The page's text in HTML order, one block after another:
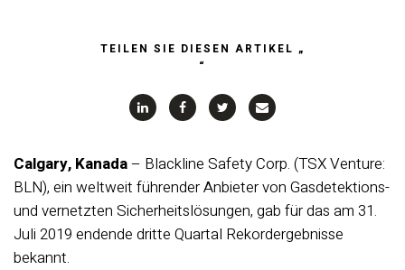
TEILEN SIE DIESEN ARTIKEL „
“
Calgary, Kanada– Blackline Safety Corp. (TSX Venture:
BLN), ein weltweit führender Anbieter von Gasdetektions-
und vernetzten Sicherheitslösungen, gab für das am 31.
Juli 2019 endende dritte Quartal Rekordergebnisse
bekannt.